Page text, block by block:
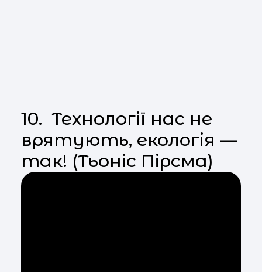
10. Технології нас не
врятують, екологія —
так! (Тьоніс Пірсма)